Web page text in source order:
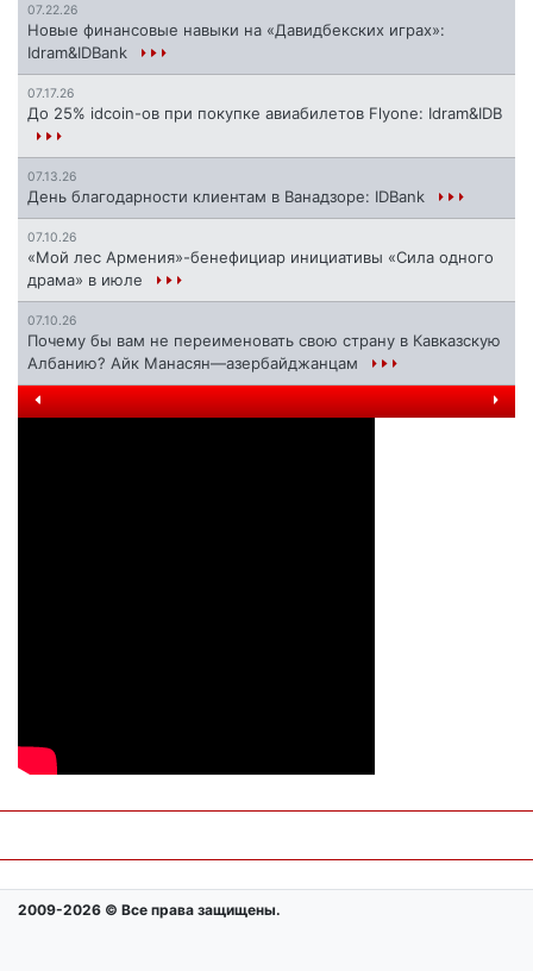
07.22.26
Новые финансовые навыки на «Давидбекских играх»:
Idram&IDBank
07.17.26
До 25% idcoin-ов при покупке авиабилетов Flyone: Idram&IDB
07.13.26
День благодарности клиентам в Ванадзоре: IDBank
07.10.26
«Мой лес Армения»-бенефициар инициативы «Сила одного
драма» в июле
07.10.26
Почему бы вам не переименовать свою страну в Кавказскую
Албанию? Айк Манасян—азербайджанцам
2009-2026 © Все права защищены.